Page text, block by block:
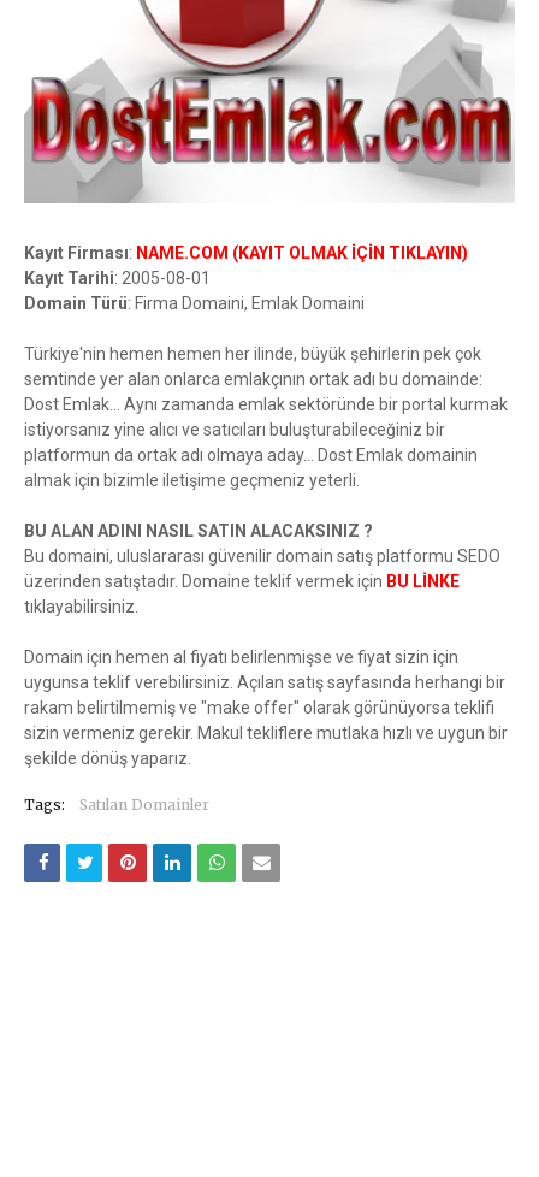
Kayıt Firması: NAME.COM (KAYIT OLMAK İÇİN TIKLAYIN)
Kayıt Tarihi: 2005-08-01
Domain Türü: Firma Domaini, Emlak Domaini
Türkiye'nin hemen hemen her ilinde, büyük şehirlerin pek çok
semtinde yer alan onlarca emlakçının ortak adı bu domainde:
Dost Emlak... Aynı zamanda emlak sektöründe bir portal kurmak
istiyorsanız yine alıcı ve satıcıları buluşturabileceğiniz bir
platformun da ortak adı olmaya aday... Dost Emlak domainin
almak için bizimle iletişime geçmeniz yeterli.
BU ALAN ADINI NASIL SATIN ALACAKSINIZ ?
Bu domaini, uluslararası güvenilir domain satış platformu SEDO
üzerinden satıştadır. Domaine teklif vermek için BU LİNKE
tıklayabilirsiniz.
Domain için hemen al fiyatı belirlenmişse ve fiyat sizin için
uygunsa teklif verebilirsiniz. Açılan satış sayfasında herhangi bir
rakam belirtilmemiş ve "make offer" olarak görünüyorsa teklifi
sizin vermeniz gerekir. Makul tekliflere mutlaka hızlı ve uygun bir
şekilde dönüş yaparız.
Tags: Satılan Domainler